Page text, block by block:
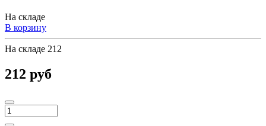
На складе
В корзину
На складе 212
212 руб